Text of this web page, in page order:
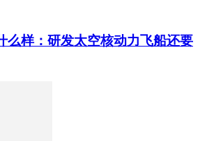
么样：研发太空核动力飞船还要